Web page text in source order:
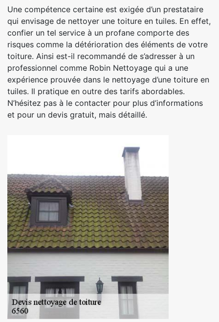
Une compétence certaine est exigée d’un prestataire
qui envisage de nettoyer une toiture en tuiles. En effet,
confier un tel service à un profane comporte des
risques comme la détérioration des éléments de votre
toiture. Ainsi est-il recommandé de s’adresser à un
professionnel comme Robin Nettoyage qui a une
expérience prouvée dans le nettoyage d’une toiture en
tuiles. Il pratique en outre des tarifs abordables.
N’hésitez pas à le contacter pour plus d’informations
et pour un devis gratuit, mais détaillé.